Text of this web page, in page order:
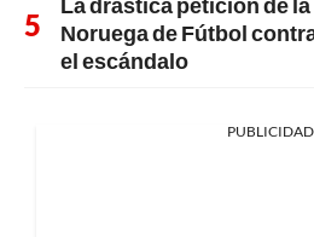
Noruega de Fútbol
el escándalo
PUBLICIDAD